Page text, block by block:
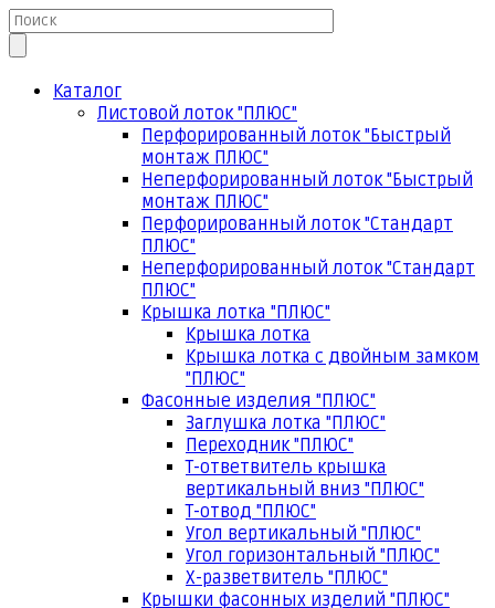
Каталог
Листовой лоток "ПЛЮС"
Перфорированный лоток "Быстрый
монтаж ПЛЮС"
Неперфорированный лоток "Быстрый
монтаж ПЛЮС"
Перфорированный лоток "Стандарт
ПЛЮС"
Неперфорированный лоток "Стандарт
ПЛЮС"
Крышка лотка "ПЛЮС"
Крышка лотка
Крышка лотка с двойным замком
"ПЛЮС"
Фасонные изделия "ПЛЮС"
Заглушка лотка "ПЛЮС"
Переходник "ПЛЮС"
Т-ответвитель крышка
вертикальный вниз "ПЛЮС"
Т-отвод "ПЛЮС"
Угол вертикальный "ПЛЮС"
Угол горизонтальный "ПЛЮС"
Х-разветвитель "ПЛЮС"
Крышки фасонных изделий "ПЛЮС"